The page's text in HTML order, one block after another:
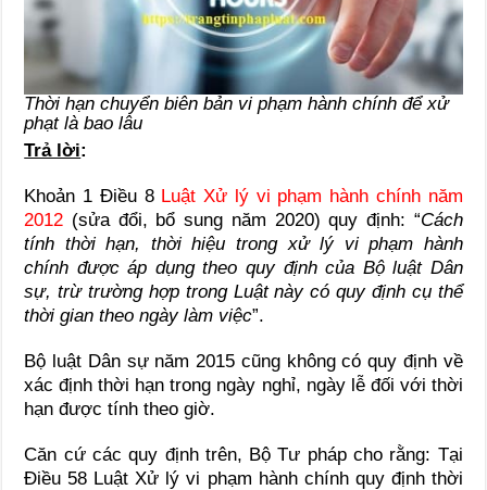
Thời hạn chuyển biên bản vi phạm hành chính để xử
phạt là bao lâu
Trả lời:
Khoản 1 Điều 8 Luật Xử lý vi phạm hành chính năm
2012 (sửa đổi, bổ sung năm 2020) quy định: “Cách
tính thời hạn, thời hiệu trong xử lý vi phạm hành
chính được áp dụng theo quy định của Bộ luật Dân
sự, trừ trường hợp trong Luật này có quy định cụ thể
thời gian theo ngày làm việc”.
Bộ luật Dân sự năm 2015 cũng không có quy định về
xác định thời hạn trong ngày nghỉ, ngày lễ đối với thời
hạn được tính theo giờ.
Căn cứ các quy định trên, Bộ Tư pháp cho rằng: Tại
Điều 58 Luật Xử lý vi phạm hành chính quy định thời